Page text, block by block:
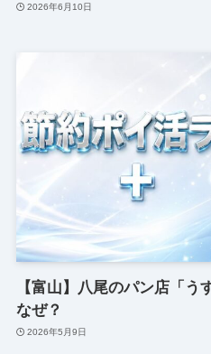
2026年6月10日
【富山】八尾のパン店「
なぜ？
2026年5月9日